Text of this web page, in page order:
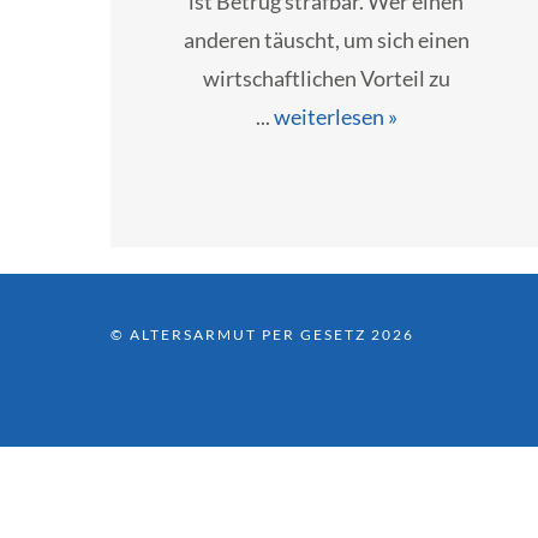
anderen täuscht, um sich einen
wirtschaftlichen Vorteil zu
...weiterlesen »
© ALTERSARMUT PER GESETZ 2026